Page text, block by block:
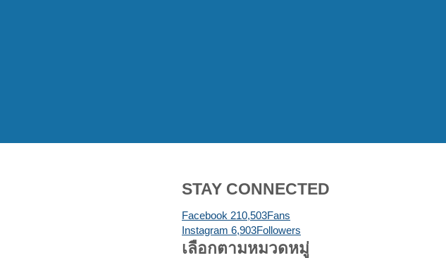
STAY CONNECTED
Facebook 210,503Fans
Instagram 6,903Followers
เลือกตามหมวดหมู่